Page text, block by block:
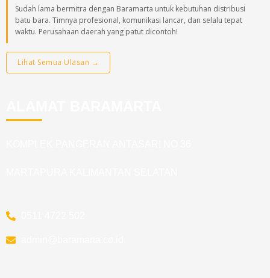
Sudah lama bermitra dengan Baramarta untuk kebutuhan distribusi
batu bara. Timnya profesional, komunikasi lancar, dan selalu tepat
waktu. Perusahaan daerah yang patut dicontoh!
Lihat Semua Ulasan →